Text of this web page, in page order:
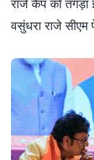
राजे कैंप को तगड़ा
वसुंधरा राजे